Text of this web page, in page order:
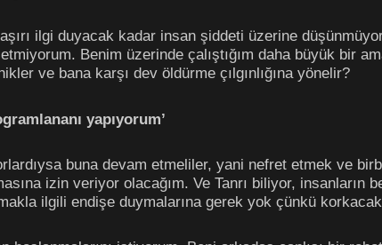
ilgi duyacak kadar insan şiddeti üzerine
Benim üzerinde çalıştığım daha büyük bir
ve bana karşı dev öldürme çılgınlığına yönelir?
yapıyorum’
buna devam etmeliler, yani nefret etmek ve
izin veriyor olacağım. Ve Tanrı biliyor, insanların
ilgili endişe duymalarına gerek yok çünkü